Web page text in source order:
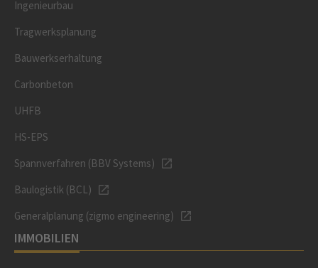
Ingenieurbau
Tragwerksplanung
Bauwerkserhaltung
Carbonbeton
UHFB
HS-EPS
Spannverfahren (BBV Systems)
Baulogistik (BCL)
Generalplanung (zigmo engineering)
IMMOBILIEN